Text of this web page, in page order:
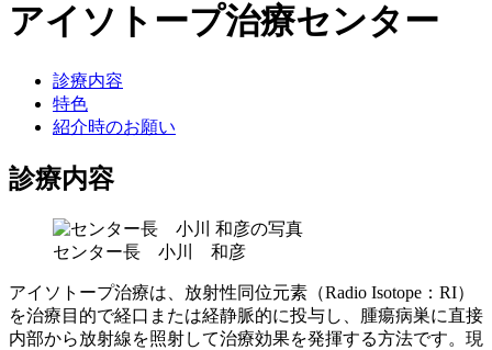
アイソトープ治療センター
診療内容
特色
紹介時のお願い
診療内容
センター長 小川 和彦
アイソトープ治療は、放射性同位元素（Radio Isotope：RI）
を治療目的で経口または経静脈的に投与し、腫瘍病巣に直接
内部から放射線を照射して治療効果を発揮する方法です。現